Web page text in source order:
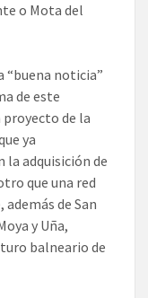
o Mota del
“buena noticia”
de este
de la
ya
la adquisición de
que una red
de San
y Uña,
balneario de